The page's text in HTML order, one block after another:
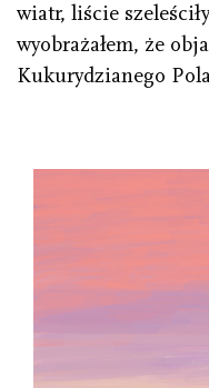
wiatr, liście
wyobrażałem, że
Kukurydzianego